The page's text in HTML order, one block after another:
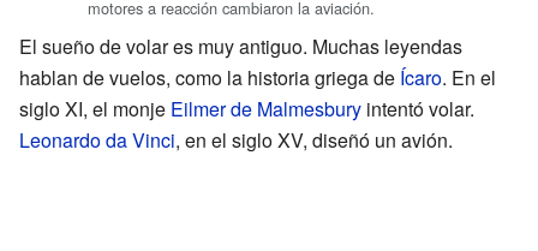
motores a reacción cambiaron la aviación.
El sueño de volar es muy antiguo. Muchas leyendas
hablan de vuelos, como la historia griega de Ícaro. En el
siglo XI, el monje Eilmer de Malmesbury intentó volar.
Leonardo da Vinci, en el siglo XV, diseñó un avión.